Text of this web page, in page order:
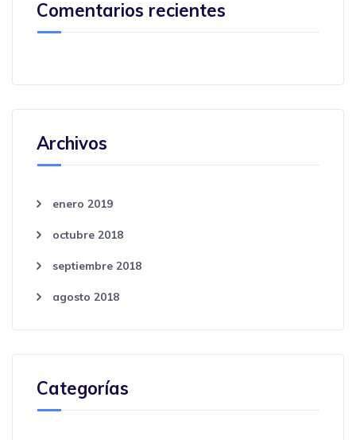
Comentarios recientes
Archivos
enero 2019
octubre 2018
septiembre 2018
agosto 2018
Categorías